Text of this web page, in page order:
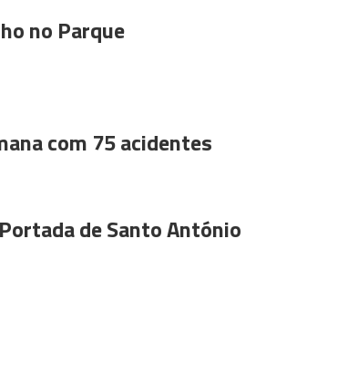
no Parque
com 75 acidentes
de Santo António